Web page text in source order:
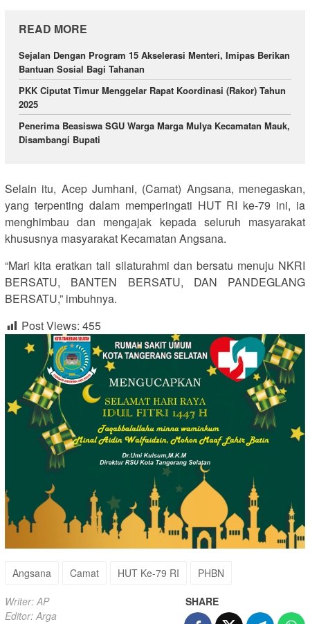
READ MORE
Sejalan Dengan Program 15 Akselerasi Menteri, Imipas Berikan
Bantuan Sosial Bagi Tahanan
PKK Ciputat Timur Menggelar Rapat Koordinasi (Rakor) Tahun
2025
Penerima Beasiswa SGU Warga Marga Mulya Kecamatan Mauk,
Disambangi Bupati
Selain itu, Acep Jumhani, (Camat) Angsana, menegaskan,
yang terpenting dalam memperingati HUT RI ke-79 ini, ia
menghimbau dan mengajak kepada seluruh masyarakat
khususnya masyarakat Kecamatan Angsana.
“Mari kita eratkan tali silaturahmi dan bersatu menuju NKRI
BERSATU, BANTEN BERSATU, DAN PANDEGLANG
BERSATU,” imbuhnya.
Post Views: 455
Angsana Camat HUT Ke-79 RI PHBN
Writer: AP
Editor: Arga
SHARE